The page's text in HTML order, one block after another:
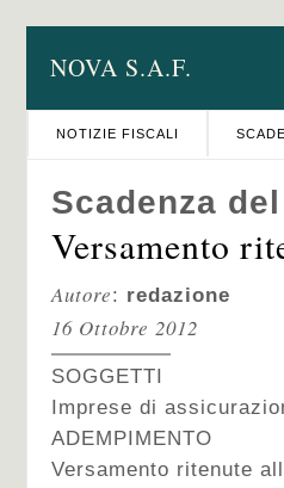
NOVA S.A.F.
NOTIZIE FISCALI
Scadenza
Versamento
Autore: redazione
16 Ottobre 2012
SOGGETTI
Imprese di
ADEMPIMENTO
Versamento ritenute